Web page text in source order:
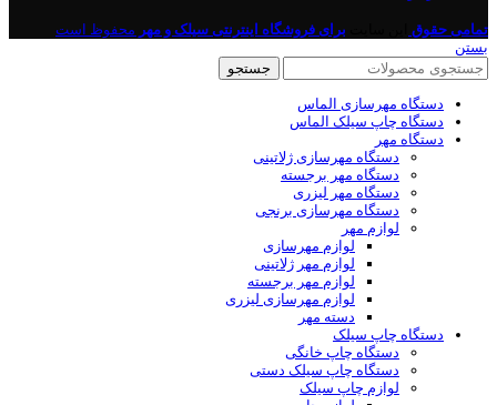
تمامی حقوق برای فروشگاه اینترنتی سیلک و مهر محفوظ است
بستن
جستجو
دستگاه مهرسازی الماس
دستگاه چاپ سیلک الماس
دستگاه مهر
دستگاه مهرسازی ژلاتینی
دستگاه مهر برجسته
دستگاه مهر لیزری
دستگاه مهرسازی برنجی
لوازم مهر
لوازم مهرسازی
لوازم مهر ژلاتینی
لوازم مهر برجسته
لوازم مهرسازی لیزری
دسته مهر
دستگاه چاپ سیلک
دستگاه چاپ خانگی
دستگاه چاپ سیلک دستی
لوازم چاپ سیلک